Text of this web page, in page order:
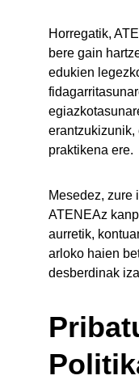
Horregatik,
bere gain
edukien
erantzukizunik,
praktikena ere.
Mesedez, zure
ATENEAz
aurretik,
arloko haien
desberdinak